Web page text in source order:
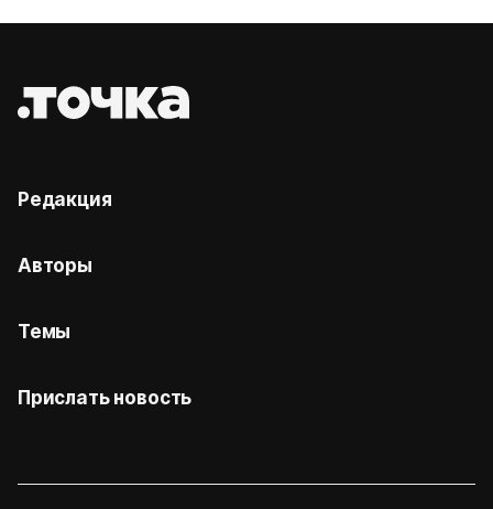
Редакция
Авторы
Темы
Прислать новость